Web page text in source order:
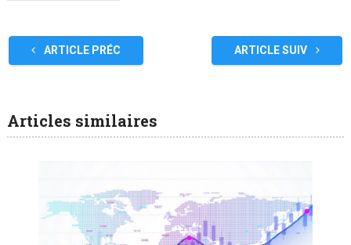
ARTICLE PRÉC ARTICLE SUIV
Articles similaires